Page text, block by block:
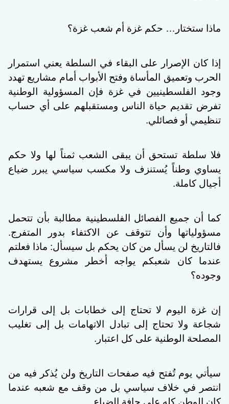
ماذا ستختار… حكم غزة أم شعب غزة؟
إذا كان الإصرار على البقاء في السلطة يعني استمرار
الحرب وتعميق المأساة وفتح الأبواب أمام مشاريع تهدد
وجود الفلسطينيين في غزة فإن المسؤولية الوطنية
تفرض تقديم حياة الناس ومستقبلهم على أي حساب
تنظيمي أو فصائلي.
فلا سلطة تستحق أن يبقى الشعب ثمناً لها ولا حكم
يساوي وطناً يُستنزف ولا مكسب سياسي يبرر ضياع
أجيال كاملة.
كما أن جميع الفصائل الفلسطينية مطالبة بأن تتحمل
مسؤولياتها وأن تتوقف عن الاكتفاء بدور المتفرج.
فالتاريخ لن يسأل من كان يحكم بل سيسأل: ماذا فعلتم
عندما كان شعبكم يواجه أخطر مشروع يستهدف
وجوده؟
إن غزة اليوم لا تحتاج إلى خطابات بل إلى قرارات
شجاعة ولا تحتاج إلى تبادل الاتهامات بل إلى تغليب
المصلحة الوطنية على كل اعتبار.
سيأتي يوم تُفتح فيه صفحات التاريخ ولن يُذكر فيه من
انتصر في خلاف سياسي بل من وقف مع شعبه عندما